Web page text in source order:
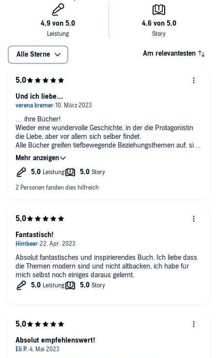
Alle Sterne Am relevantesten
… ihre Bücher!
Wieder eine wundervolle Geschichte, in der die Protagonistin
die Liebe, aber vor allem sich selber findet.
Alle Bücher greifen tiefbewegende Beziehungsthemen auf, sind
hoch amüsant und absolut kurzweilig. Sehr empfehlenswert!
Auch die Sprecherin macht einen sehr guten Job.
Ich freu mich schon aufs nächste …
Und ich liebe…
Absolut fantastisches und inspirierendes Buch. Ich liebe dass
die Themen modern sind und nicht altbacken, ich habe für
mich selbst noch einiges daraus gelernt.
Fantastisch!
Absolut empfehlenswert!